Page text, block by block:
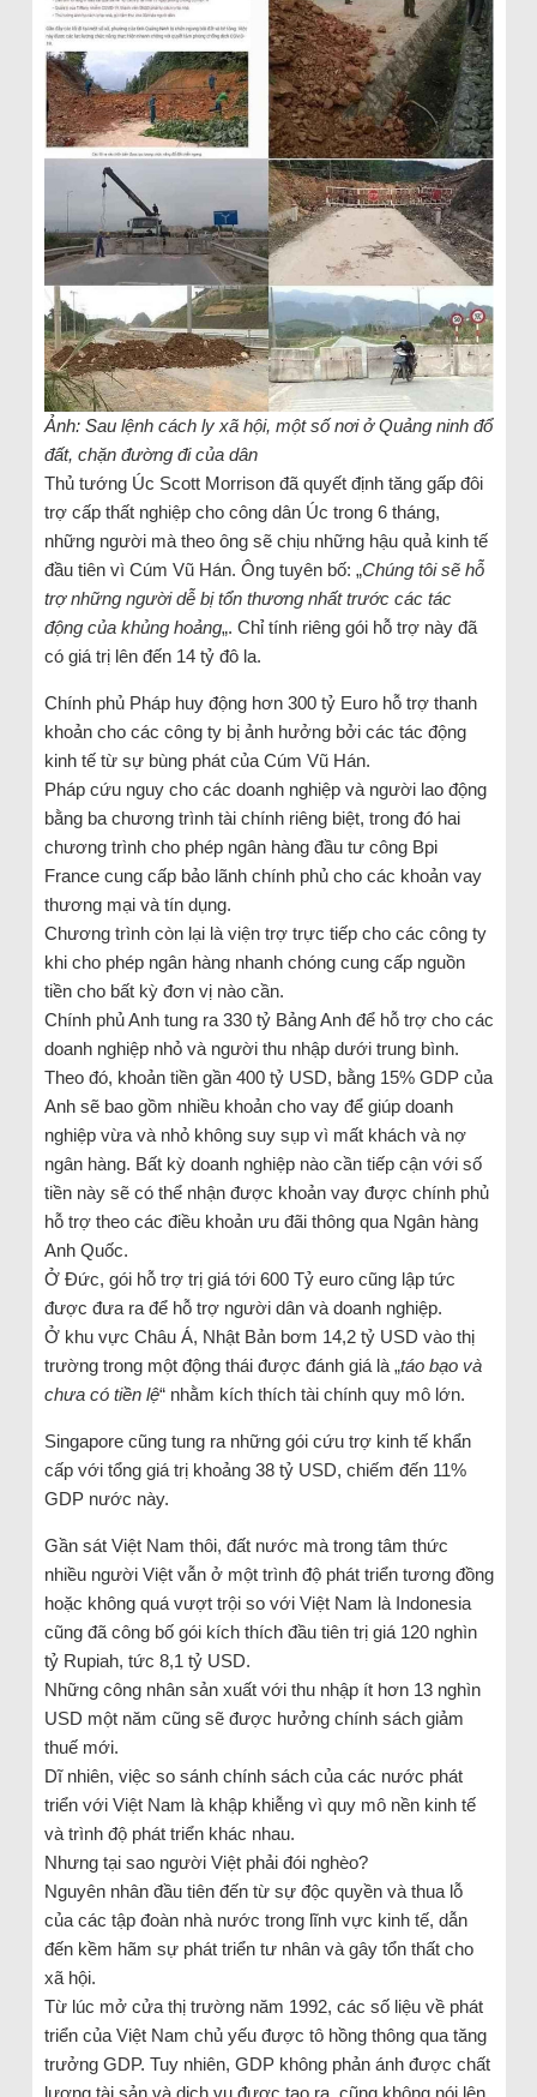
Ảnh: Sau lệnh cách ly xã hội, một số nơi ở Quảng ninh đổ
đất, chặn đường đi của dân
Thủ tướng Úc Scott Morrison đã quyết định tăng gấp đôi
trợ cấp thất nghiệp cho công dân Úc trong 6 tháng,
những người mà theo ông sẽ chịu những hậu quả kinh tế
đầu tiên vì Cúm Vũ Hán. Ông tuyên bố: „Chúng tôi sẽ hỗ
trợ những người dễ bị tổn thương nhất trước các tác
động của khủng hoảng„. Chỉ tính riêng gói hỗ trợ này đã
có giá trị lên đến 14 tỷ đô la.
Chính phủ Pháp huy động hơn 300 tỷ Euro hỗ trợ thanh
khoản cho các công ty bị ảnh hưởng bởi các tác động
kinh tế từ sự bùng phát của Cúm Vũ Hán.
Pháp cứu nguy cho các doanh nghiệp và người lao động
bằng ba chương trình tài chính riêng biệt, trong đó hai
chương trình cho phép ngân hàng đầu tư công Bpi
France cung cấp bảo lãnh chính phủ cho các khoản vay
thương mại và tín dụng.
Chương trình còn lại là viện trợ trực tiếp cho các công ty
khi cho phép ngân hàng nhanh chóng cung cấp nguồn
tiền cho bất kỳ đơn vị nào cần.
Chính phủ Anh tung ra 330 tỷ Bảng Anh để hỗ trợ cho các
doanh nghiệp nhỏ và người thu nhập dưới trung bình.
Theo đó, khoản tiền gần 400 tỷ USD, bằng 15% GDP của
Anh sẽ bao gồm nhiều khoản cho vay để giúp doanh
nghiệp vừa và nhỏ không suy sụp vì mất khách và nợ
ngân hàng. Bất kỳ doanh nghiệp nào cần tiếp cận với số
tiền này sẽ có thể nhận được khoản vay được chính phủ
hỗ trợ theo các điều khoản ưu đãi thông qua Ngân hàng
Anh Quốc.
Ở Đức, gói hỗ trợ trị giá tới 600 Tỷ euro cũng lập tức
được đưa ra để hỗ trợ người dân và doanh nghiệp.
Ở khu vực Châu Á, Nhật Bản bơm 14,2 tỷ USD vào thị
trường trong một động thái được đánh giá là „táo bạo và
chưa có tiền lệ“ nhằm kích thích tài chính quy mô lớn.
Singapore cũng tung ra những gói cứu trợ kinh tế khẩn
cấp với tổng giá trị khoảng 38 tỷ USD, chiếm đến 11%
GDP nước này.
Gần sát Việt Nam thôi, đất nước mà trong tâm thức
nhiều người Việt vẫn ở một trình độ phát triển tương đồng
hoặc không quá vượt trội so với Việt Nam là Indonesia
cũng đã công bố gói kích thích đầu tiên trị giá 120 nghìn
tỷ Rupiah, tức 8,1 tỷ USD.
Những công nhân sản xuất với thu nhập ít hơn 13 nghìn
USD một năm cũng sẽ được hưởng chính sách giảm
thuế mới.
Dĩ nhiên, việc so sánh chính sách của các nước phát
triển với Việt Nam là khập khiễng vì quy mô nền kinh tế
và trình độ phát triển khác nhau.
Nhưng tại sao người Việt phải đói nghèo?
Nguyên nhân đầu tiên đến từ sự độc quyền và thua lỗ
của các tập đoàn nhà nước trong lĩnh vực kinh tế, dẫn
đến kềm hãm sự phát triển tư nhân và gây tổn thất cho
xã hội.
Từ lúc mở cửa thị trường năm 1992, các số liệu về phát
triển của Việt Nam chủ yếu được tô hồng thông qua tăng
trưởng GDP. Tuy nhiên, GDP không phản ánh được chất